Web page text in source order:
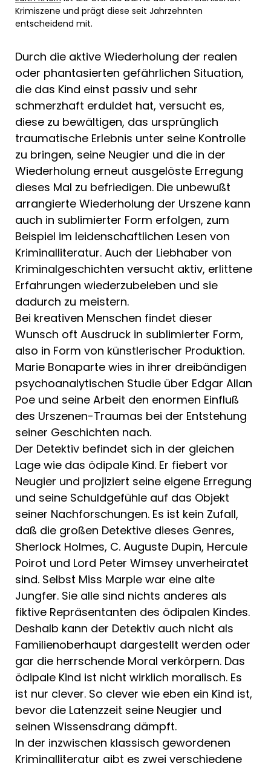
Krimiszene und prägt diese seit Jahrzehnten
entscheidend mit.
Durch die aktive Wiederholung der realen
oder phantasierten gefährlichen Situation,
die das Kind einst passiv und sehr
schmerzhaft erduldet hat, versucht es,
diese zu bewältigen, das ursprünglich
traumatische Erlebnis unter seine Kontrolle
zu bringen, seine Neugier und die in der
Wiederholung erneut ausgelöste Erre­gung
dieses Mal zu befriedigen. Die unbe­wußt
arrangierte Wiederholung der Ur­szene kann
auch in sublimierter Form erfolgen, zum
Beispiel im leidenschaftlichen Lesen von
Kriminalliteratur. Auch der Liebhaber von
Kriminalgeschichten versucht aktiv, erlit­tene
Erfahrungen wiederzubeleben und sie
dadurch zu meistern.
Bei kreati­ven Menschen findet dieser
Wunsch oft Ausdruck in subli­mierter Form,
also in Form von künstleri­scher Produktion.
Marie Bonaparte wies in ihrer dreibän­digen
psychoanalyti­schen Studie über Edgar Allan
Poe und seine Arbeit den enormen Einfluß
des Urszenen-Traumas bei der Entstehung
seiner Geschichten nach.
Der Detektiv befin­det sich in der glei­chen
Lage wie das ödipale Kind. Er fie­bert vor
Neugier und projiziert seine eige­ne Erregung
und sei­ne Schuldgefühle auf das Objekt
seiner Nachforschungen. Es ist kein Zufall,
daß die großen Detektive dieses Genres,
Sher­lock Holmes, C. Au­guste Dupin, Hercule
Poirot und Lord Pe­ter Wimsey unverhei­ratet
sind. Selbst Miss Marple war eine alte
Jungfer. Sie alle sind nichts anderes als
fiktive Repräsentan­ten des ödipalen Kin­des.
Deshalb kann der Detektiv auch nicht als
Familienoberhaupt dargestellt werden oder
gar die herrschende Moral verkörpern. Das
ödi­pale Kind ist nicht wirklich moralisch. Es
ist nur clever. So clever wie eben ein Kind ist,
bevor die Latenzzeit seine Neu­gier und
seinen Wis­sensdrang dämpft.
In der inzwischen klassisch gewordenen
Kriminallitera­tur gibt es zwei ver­schiedene